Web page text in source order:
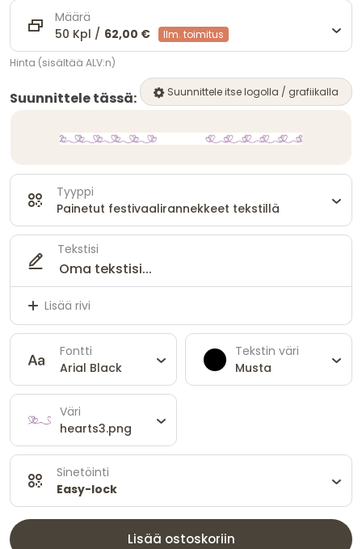
Määrä
50 Kpl / 62,00 € Ilm. toimitus
Hinta (sisältää ALV:n)
Suunnittele tässä: Suunnittele itse logolla / grafiikalla
Tyyppi
Painetut festivaalirannekkeet tekstillä
Tekstisi
Lisää rivi
Fontti
Arial Black
Tekstin väri
Musta
Väri
hearts3.png
Sinetöinti
Easy-lock
Lisää ostoskoriin